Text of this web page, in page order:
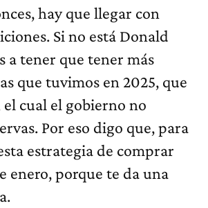
hay que llegar con
Si no está Donald
a tener que tener más
que tuvimos en 2025, que
cual el gobierno no
Por eso digo que, para
estrategia de comprar
enero, porque te da una